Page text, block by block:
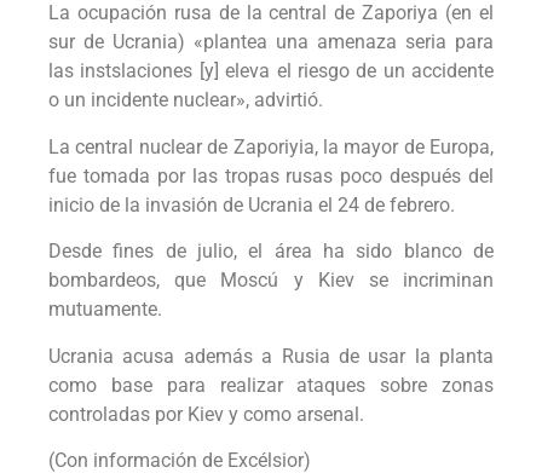
La ocupación rusa de la central de Zaporiya (en el
sur de Ucrania) «plantea una amenaza seria para
las instslaciones [y] eleva el riesgo de un accidente
o un incidente nuclear», advirtió.
La central nuclear de Zaporiyia, la mayor de Europa,
fue tomada por las tropas rusas poco después del
inicio de la invasión de Ucrania el 24 de febrero.
Desde fines de julio, el área ha sido blanco de
bombardeos, que Moscú y Kiev se incriminan
mutuamente.
Ucrania acusa además a Rusia de usar la planta
como base para realizar ataques sobre zonas
controladas por Kiev y como arsenal.
(Con información de Excélsior)